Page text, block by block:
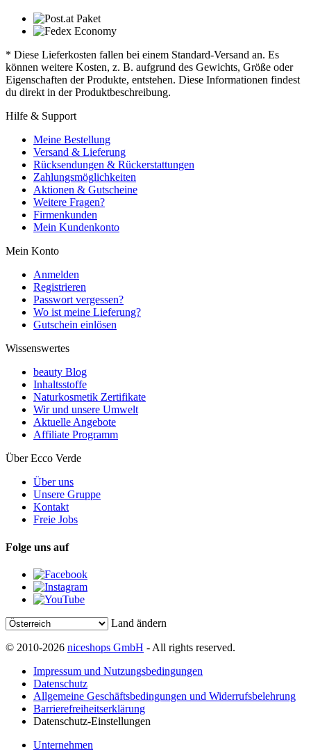
* Diese Lieferkosten fallen bei einem Standard-Versand an. Es
können weitere Kosten, z. B. aufgrund des Gewichts, Größe oder
Eigenschaften der Produkte, entstehen. Diese Informationen findest
du direkt in der Produktbeschreibung.
Hilfe & Support
Meine Bestellung
Versand & Lieferung
Rücksendungen & Rückerstattungen
Zahlungsmöglichkeiten
Aktionen & Gutscheine
Weitere Fragen?
Firmenkunden
Mein Kundenkonto
Mein Konto
Anmelden
Registrieren
Passwort vergessen?
Wo ist meine Lieferung?
Gutschein einlösen
Wissenswertes
beauty Blog
Inhaltsstoffe
Naturkosmetik Zertifikate
Wir und unsere Umwelt
Aktuelle Angebote
Affiliate Programm
Über Ecco Verde
Über uns
Unsere Gruppe
Kontakt
Freie Jobs
Folge uns auf
Land ändern
© 2010-2026 niceshops GmbH - All rights reserved.
Impressum und Nutzungsbedingungen
Datenschutz
Allgemeine Geschäftsbedingungen und Widerrufsbelehrung
Barrierefreiheitserklärung
Datenschutz-Einstellungen
Unternehmen